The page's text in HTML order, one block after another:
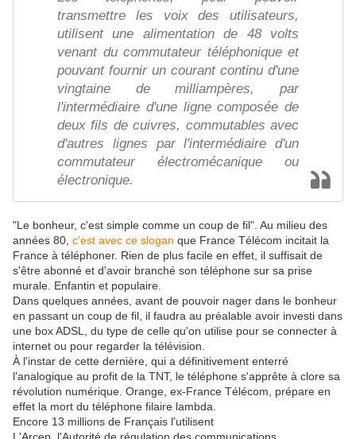
transmettre les voix des utilisateurs,
utilisent une alimentation de 48 volts
venant du commutateur téléphonique et
pouvant fournir un courant continu d'une
vingtaine de milliampères, par
l'intermédiaire d'une ligne composée de
deux fils de cuivres, commutables avec
d'autres lignes par l'intermédiaire d'un
commutateur électromécanique ou
électronique.
"Le bonheur, c'est simple comme un coup de fil". Au milieu des
années 80, c'est avec ce slogan que France Télécom incitait la
France à téléphoner. Rien de plus facile en effet, il suffisait de
s'être abonné et d'avoir branché son téléphone sur sa prise
murale. Enfantin et populaire.
Dans quelques années, avant de pouvoir nager dans le bonheur
en passant un coup de fil, il faudra au préalable avoir investi dans
une box ADSL, du type de celle qu'on utilise pour se connecter à
internet ou pour regarder la télévision.
À l'instar de cette dernière, qui a définitivement enterré
l'analogique au profit de la TNT, le téléphone s'apprête à clore sa
révolution numérique. Orange, ex-France Télécom, prépare en
effet la mort du téléphone filaire lambda.
Encore 13 millions de Français l'utilisent